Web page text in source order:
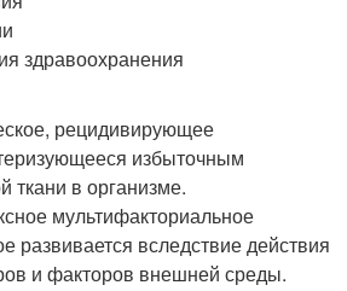
здравоохранения
рецидивирующее
избыточным
ткани в организме.
мультифакториальное
развивается вследствие действия
и факторов внешней среды.